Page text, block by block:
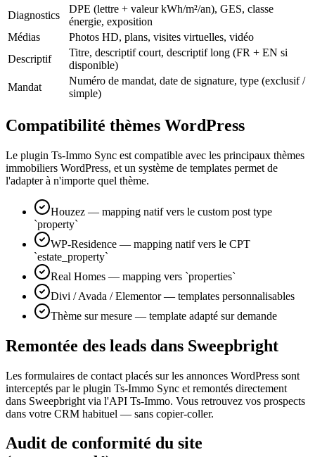
Diagnostics
DPE (lettre + valeur kWh/m²/an), GES, classe
énergie, exposition
Médias
Photos HD, plans, visites virtuelles, vidéo
Descriptif
Titre, descriptif court, descriptif long (FR + EN si
disponible)
Mandat
Numéro de mandat, date de signature, type (exclusif /
simple)
Compatibilité thèmes WordPress
Le plugin Ts-Immo Sync est compatible avec les principaux thèmes
immobiliers WordPress, et un système de templates permet de
l'adapter à n'importe quel thème.
Houzez — mapping natif vers le custom post type
`property`
WP-Residence — mapping natif vers le CPT
`estate_property`
Real Homes — mapping vers `properties`
Divi / Avada / Elementor — templates personnalisables
Thème sur mesure — template adapté sur demande
Remontée des leads dans Sweepbright
Les formulaires de contact placés sur les annonces WordPress sont
interceptés par le plugin Ts-Immo Sync et remontés directement
dans Sweepbright via l'API Ts-Immo. Vous retrouvez vos prospects
dans votre CRM habituel — sans copier-coller.
Audit de conformité du site